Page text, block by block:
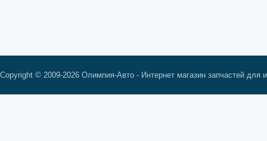
Copyright © 2009-2026 Олимпия-Авто - Интернет магазин запчастей для